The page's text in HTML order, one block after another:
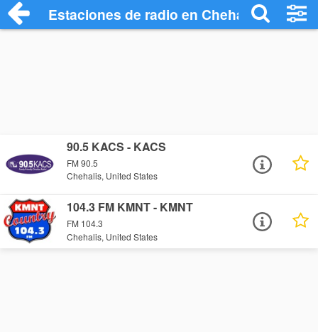
Estaciones de radio en Chehalis -
90.5 KACS - KACS
FM 90.5
Chehalis, United States
104.3 FM KMNT - KMNT
FM 104.3
Chehalis, United States